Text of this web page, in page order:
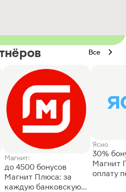
Все
Магнит:
до 4500 бонусов
Магнит Плюса: за
каждую банковскую
Ясно
30%
Магнит
оплату